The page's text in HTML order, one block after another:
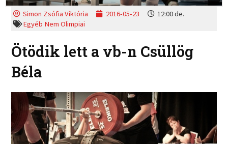
Simon Zsófia Viktória 2016-05-23
12:00 de.
Egyéb Nem Olimpiai
Ötödik lett a vb-n Csüllög
Béla